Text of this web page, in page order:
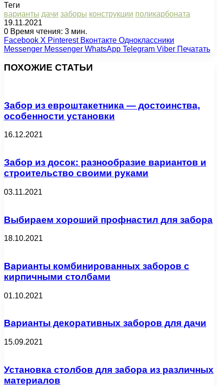
Теги
варианты дачи заборы конструкции поликарбоната
19.11.2021
0 Время чтения: 3 мин.
Facebook X Pinterest Вконтакте Одноклассники
Messenger Messenger WhatsApp Telegram Viber Печатать
ПОХОЖИЕ СТАТЬИ
Забор из евроштакетника — достоинства,
особенности установки
16.12.2021
Забор из досок: разнообразие вариантов и
строительство своими руками
03.11.2021
Выбираем хороший профнастил для забора
18.10.2021
Варианты комбинированных заборов с
кирпичными столбами
01.10.2021
Варианты декоративных заборов для дачи
15.09.2021
Установка столбов для забора из различных
материалов